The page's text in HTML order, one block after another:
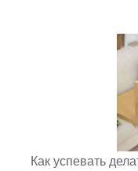
Как успевать